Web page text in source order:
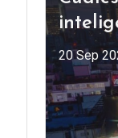
20 Sep